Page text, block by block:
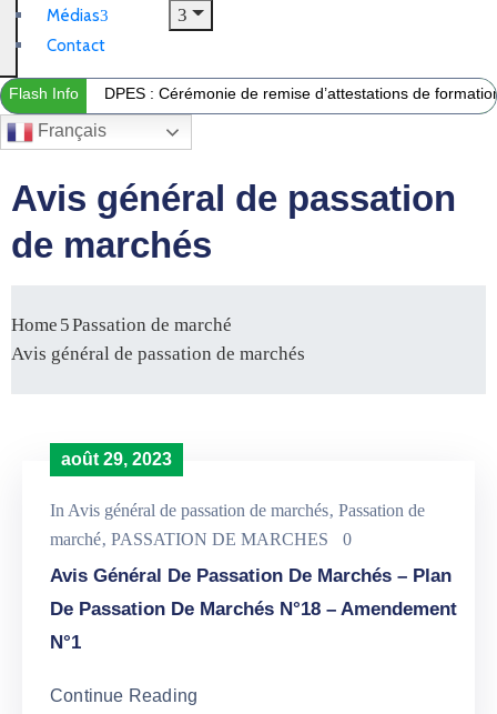
Médias
Contact
Flash Info DPES : Cérémonie de remise d’attestations de
Français
Avis général de passation
de marchés
Home
Passation de marché
Avis général de passation de marchés
août 29, 2023
InAvis général de passation de marchés‚ Passation de
marché‚ PASSATION DE MARCHES 0
Avis Général De Passation De Marchés – Plan
De Passation De Marchés N°18 – Amendement
N°1
Continue Reading